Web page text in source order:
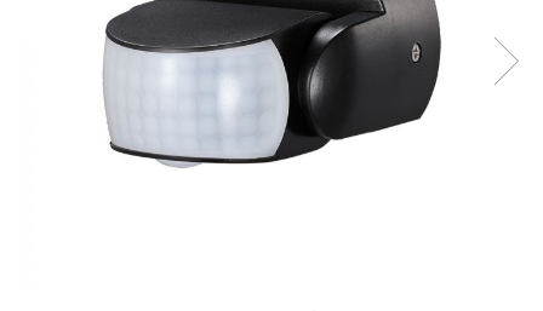
Tuburi LED
Lămpi de Birou
Oglinzi LED